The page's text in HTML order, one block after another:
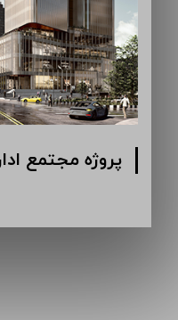
پروژه مجتمع